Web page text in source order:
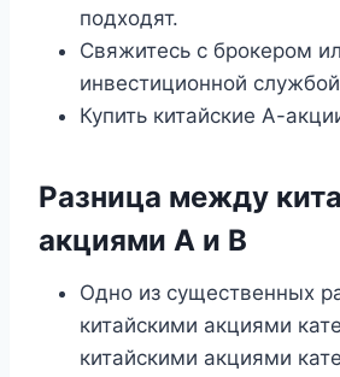
подходят.
Свяжитесь с брокером
инвестиционной
Купить китайские А-
Разница между
акциями A и B
Одно из существенных
китайскими акциями
китайскими акциями